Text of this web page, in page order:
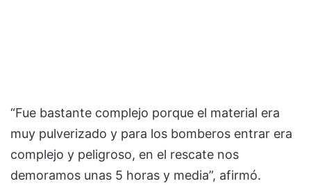
“Fue bastante complejo porque el material era
muy pulverizado y para los bomberos entrar era
complejo y peligroso, en el rescate nos
demoramos unas 5 horas y media”, afirmó.